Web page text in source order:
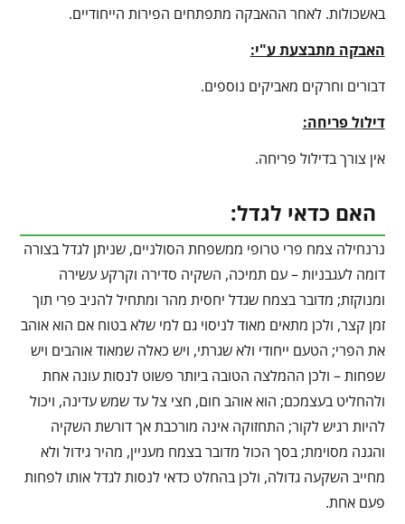
באשכולות. לאחר ההאבקה מתפתחים הפירות הייחודיים.
האבקה מתבצעת ע"י:
דבורים וחרקים מאביקים נוספים.
דילול פריחה:
אין צורך בדילול פריחה.
האם כדאי לגדל:
נרנחילה צמח פרי טרופי ממשפחת הסולניים, שניתן לגדל בצורה
דומה לעגבניות – עם תמיכה, השקיה סדירה וקרקע עשירה
ומנוקזת; מדובר בצמח שגדל יחסית מהר ומתחיל להניב פרי תוך
זמן קצר, ולכן מתאים מאוד לניסוי גם למי שלא בטוח אם הוא אוהב
את הפרי; הטעם ייחודי ולא שגרתי, ויש כאלה שמאוד אוהבים ויש
שפחות – ולכן ההמלצה הטובה ביותר פשוט לנסות עונה אחת
ולהחליט בעצמכם; הוא אוהב חום, חצי צל עד שמש עדינה, ויכול
להיות רגיש לקור; התחזוקה אינה מורכבת אך דורשת השקיה
והגנה מסוימת; בסך הכול מדובר בצמח מעניין, מהיר גידול ולא
מחייב השקעה גדולה, ולכן בהחלט כדאי לנסות לגדל אותו לפחות
פעם אחת.